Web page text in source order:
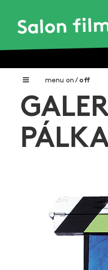
menu on / off
Home
Nadační fond
Galerie filmových
Aktuální výstavy
Aukce filmových